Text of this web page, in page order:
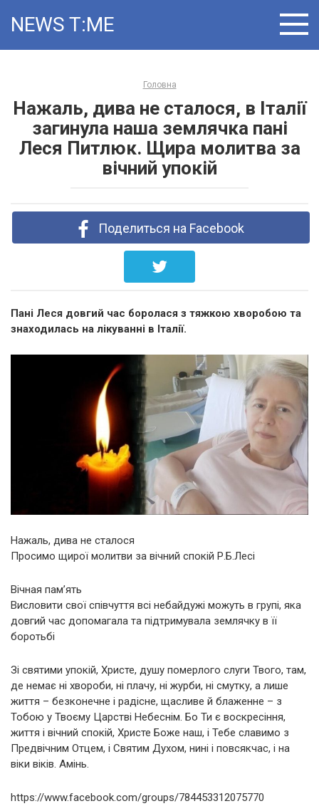
NEWS T:ME
Головна
Нажаль, дива не сталося, в Італії
загинула наша землячка пані
Леся Питлюк. Щира молитва за
вічний упокій
Поделиться на Facebook
Пані Леся довгий час боролася з тяжкою хворобою та
знаходилась на лікуванні в Італії.
Нажаль, дива не сталося
Просимо щирої молитви за вічний спокій Р.Б.Лесі
Вічная пам’ять
Висловити свої співчуття всі небайдужі можуть в групі, яка
довгий час допомагала та підтримувала землячку в її
боротьбі
Зі святими упокій, Христе, душу померлого слуги Твого, там,
де немає ні хвороби, ні плачу, ні журби, ні смутку, а лише
життя – безконечне і радісне, щасливе й блаженне – з
Тобою у Твоєму Царстві Небеснім. Бо Ти є воскресіння,
життя і вічний спокій, Христе Боже наш, і Тебе славимо з
Предвічним Отцем, і Святим Духом, нині і повсякчас, і на
віки віків. Амінь.
https://www.facebook.com/groups/784453312075770